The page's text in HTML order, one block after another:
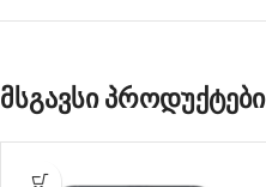
მსგავსი პროდუქტები